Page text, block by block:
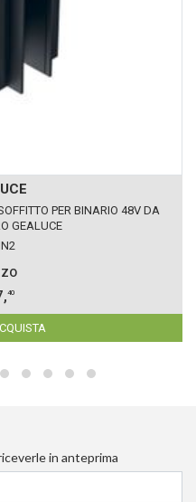
PER BINARIO 48V DA
GEALUCE
40
in anteprima